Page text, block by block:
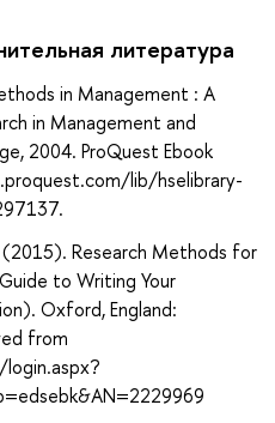
литература
in Management : A
in Management and
2004. ProQuest Ebook
lib/hselibrary-
(2015). Research Methods for
to Writing Your
Oxford, England:
from